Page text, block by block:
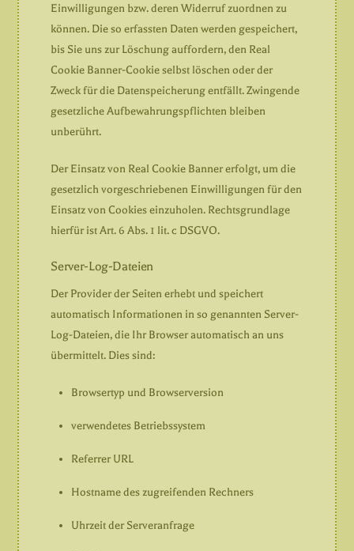
Einwilligungen bzw. deren Widerruf zuordnen zu
können. Die so erfassten Daten werden gespeichert,
bis Sie uns zur Löschung auffordern, den Real
Cookie Banner-Cookie selbst löschen oder der
Zweck für die Datenspeicherung entfällt. Zwingende
gesetzliche Aufbewahrungspflichten bleiben
unberührt.
Der Einsatz von Real Cookie Banner erfolgt, um die
gesetzlich vorgeschriebenen Einwilligungen für den
Einsatz von Cookies einzuholen. Rechtsgrundlage
hierfür ist Art. 6 Abs. 1 lit. c DSGVO.
Server-Log-Dateien
Der Provider der Seiten erhebt und speichert
automatisch Informationen in so genannten Server-
Log-Dateien, die Ihr Browser automatisch an uns
übermittelt. Dies sind:
Browsertyp und Browserversion
verwendetes Betriebssystem
Referrer URL
Hostname des zugreifenden Rechners
Uhrzeit der Serveranfrage